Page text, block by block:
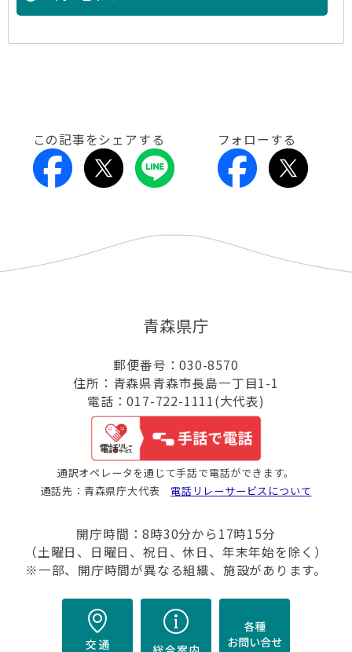
この記事をシェアする フォローする
青森県庁
郵便番号：030-8570
住所：青森県青森市長島一丁目1-1
電話：017-722-1111(大代表)
通訳オペレータを通じて手話で電話ができます。
通話先：青森県庁大代表 電話リレーサービスについて
開庁時間：8時30分から17時15分
（土曜日、日曜日、祝日、休日、年末年始を除く）
※一部、開庁時間が異なる組織、施設があります。